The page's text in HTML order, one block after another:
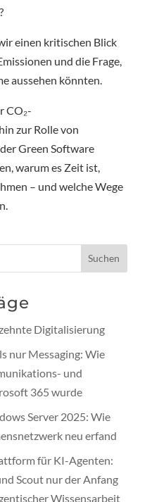
einen kritischen Blick
und die Frage,
aussehen könnten.
CO₂-
zur Rolle von
Green Software
warum es Zeit ist,
– und welche Wege
Suchen
Digitalisierung
nur Messaging: Wie
und
365 wurde
Server 2025: Wie
neu erfand
für KI-Agenten:
Scout nur der Anfang
Wissensarbeit